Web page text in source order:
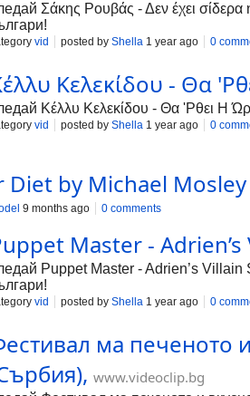
Σάκης Ρουβάς - Δεν έχει
vid posted by Shella 1 year ago 0
Κελεκίδου - Θα
Κέλλυ Κελεκίδου - Θα 'Ρθει Η
vid posted by Shella 1 year ago 0
Diet by Michael Mosley
9 months ago 0 comments
Master -
Puppet Master - Adrien’s
vid posted by Shella 1 year ago 0
ма печеното
www.videoclip.bg